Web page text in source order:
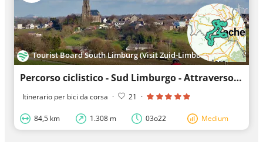
Tourist Board South Limburg (Visit Zuid-Limburg)
Percorso ciclistico - Sud Limburgo - Attraverso la regione di confine
Itinerario per bici da corsa · 21 ·
84,5 km 1.308 m 03o22 Medium